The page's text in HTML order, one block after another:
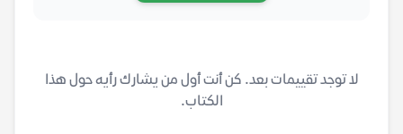
لا توجد تقييمات بعد. كن أنت أول من يشارك رأيه حول هذا
الكتاب.